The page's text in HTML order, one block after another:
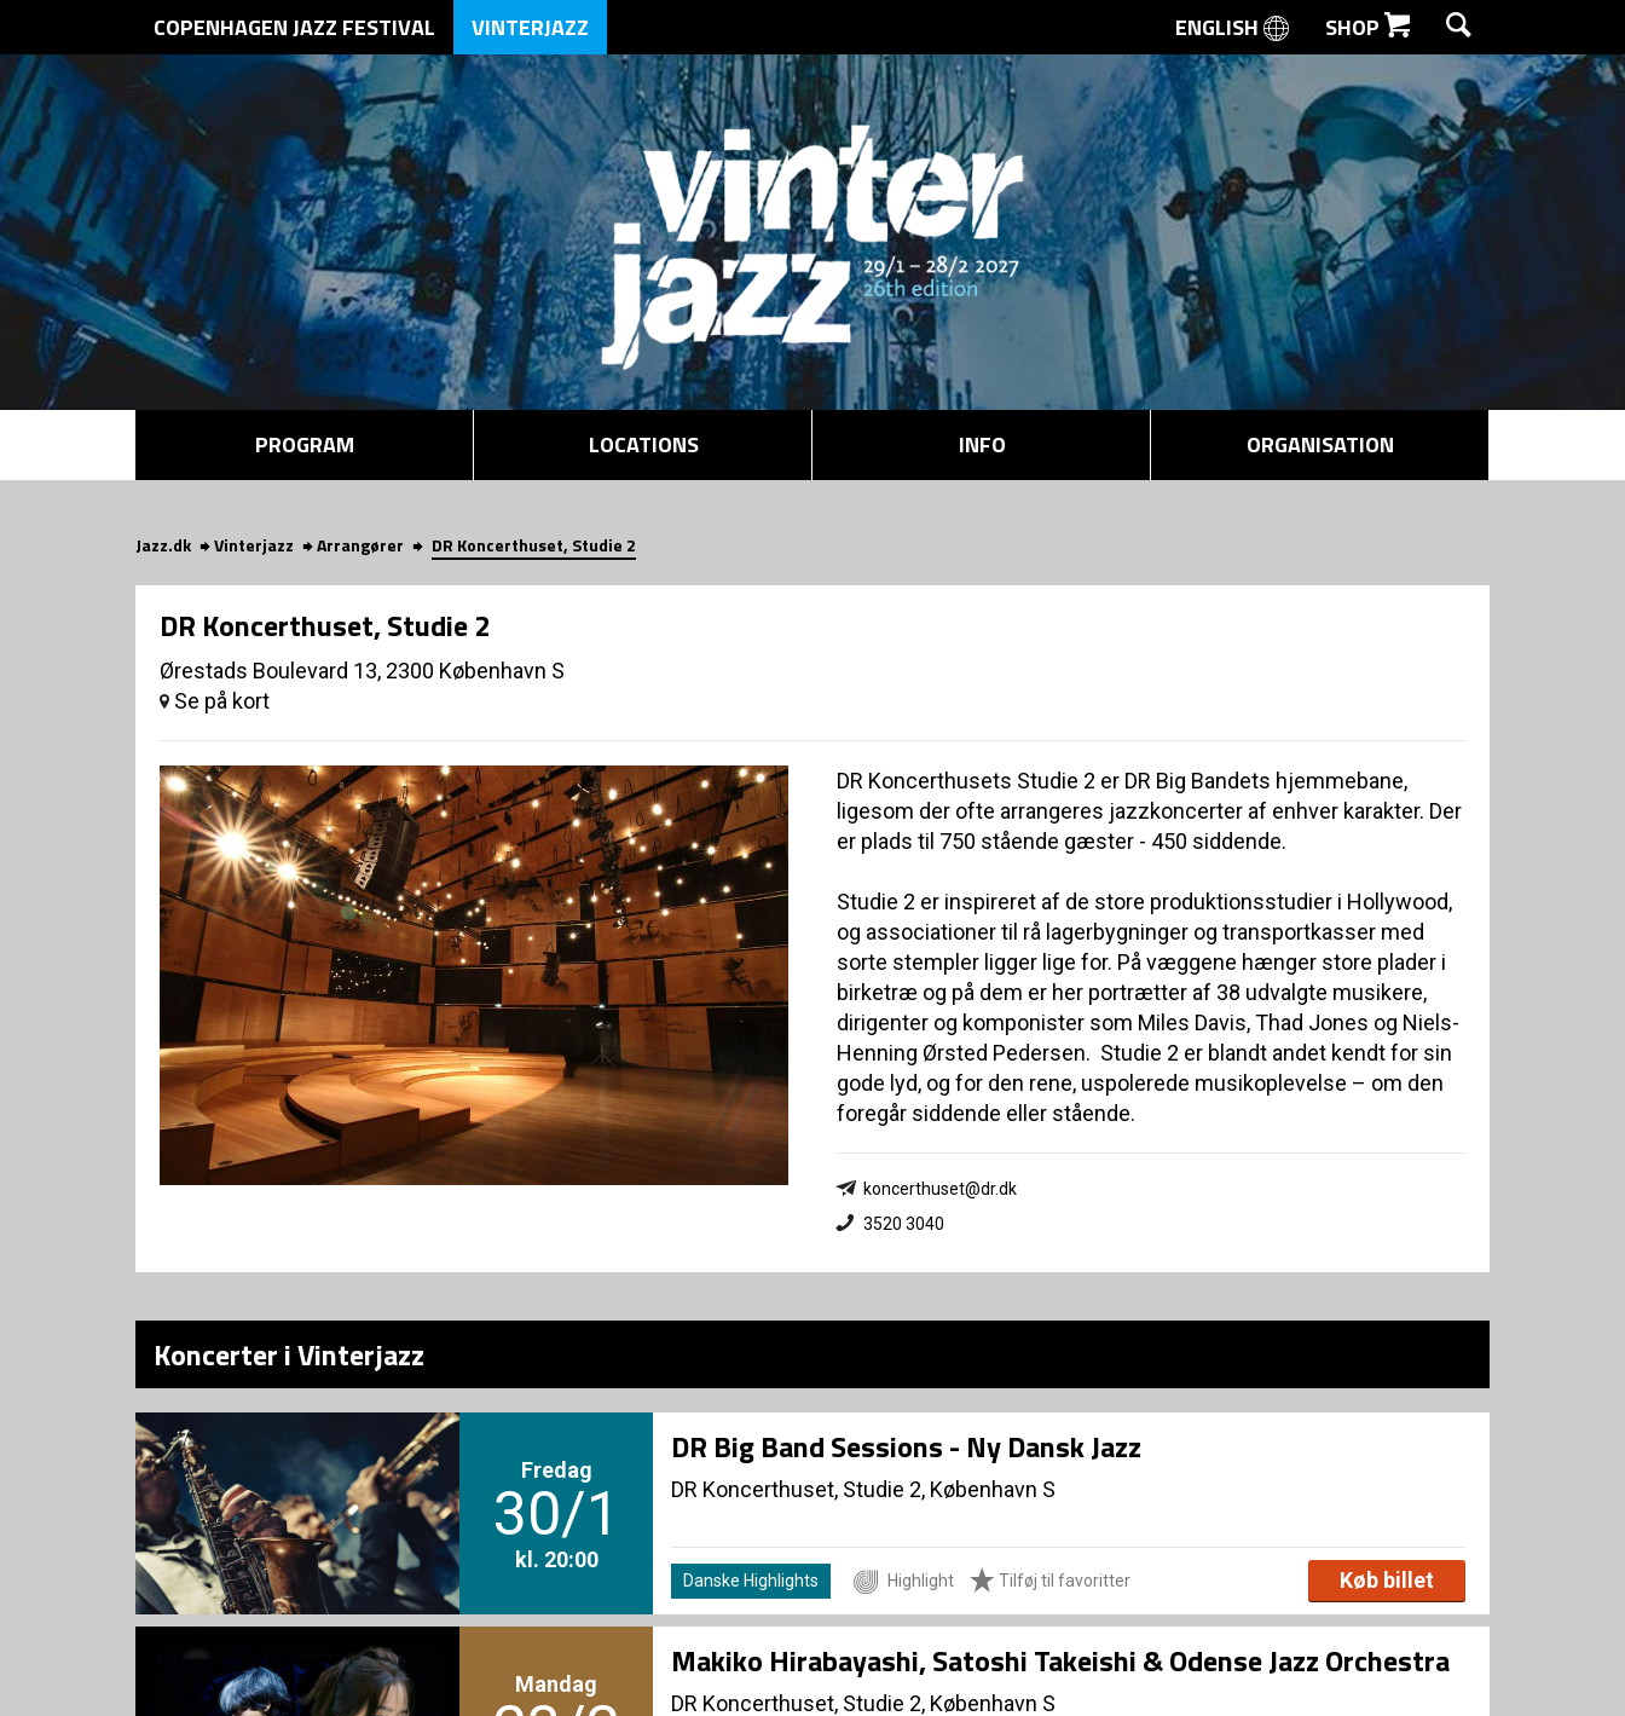
SØG
COPENHAGEN JAZZ FESTIVAL VINTERJAZZ ENGLISH SHOP
PROGRAM LOCATIONS INFO ORGANISATION
Jazz.dk Vinterjazz Arrangører DR Koncerthuset, Studie 2
DR Koncerthuset, Studie 2
Ørestads Boulevard 13, 2300 København S
Se på kort
DR Koncerthusets Studie 2 er DR Big Bandets hjemmebane,
ligesom der ofte arrangeres jazzkoncerter af enhver karakter. Der
er plads til 750 stående gæster - 450 siddende.
Studie 2 er inspireret af de store produktionsstudier i Hollywood,
og associationer til rå lagerbygninger og transportkasser med
sorte stempler ligger lige for. På væggene hænger store plader i
birketræ og på dem er her portrætter af 38 udvalgte musikere,
dirigenter og komponister som Miles Davis, Thad Jones og Niels-
Henning Ørsted Pedersen. Studie 2 er blandt andet kendt for sin
gode lyd, og for den rene, uspolerede musikoplevelse – om den
foregår siddende eller stående.
koncerthuset@dr.dk
3520 3040
Koncerter i Vinterjazz
Fredag
30/1
kl. 20:00
DR Big Band Sessions - Ny Dansk Jazz
DR Koncerthuset, Studie 2, København S
Danske Highlights Highlight Tilføj til favoritter Køb billet
Mandag
Makiko Hirabayashi, Satoshi Takeishi & Odense Jazz Orchestra
DR Koncerthuset, Studie 2, København S